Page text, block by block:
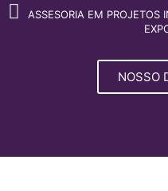
ASSESORIA EM PROJETOS
NOSSO